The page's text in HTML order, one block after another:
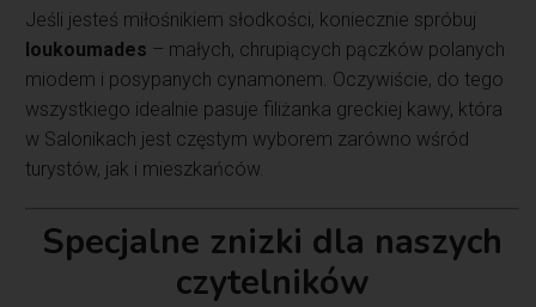
Jeśli jesteś miłośnikiem słodkości, koniecznie spróbuj
loukoumades – małych, chrupiących pączków polanych
miodem i posypanych cynamonem. Oczywiście, do tego
wszystkiego idealnie pasuje filiżanka greckiej kawy, która
w Salonikach jest częstym wyborem zarówno wśród
turystów, jak i mieszkańców.
Specjalne znizki dla naszych
czytelników